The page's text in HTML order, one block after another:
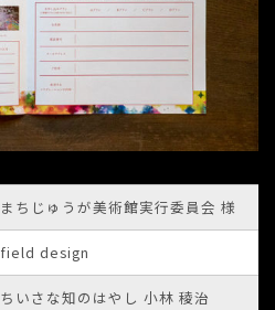
まちじゅうが美術館実行委員会 様
field design
ちいさな知のはやし 小林 稜治